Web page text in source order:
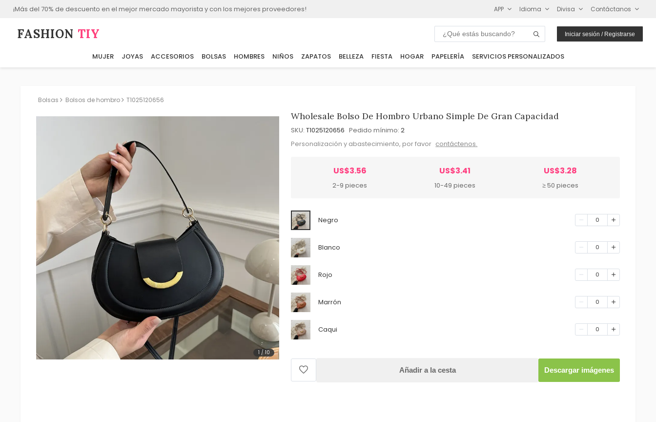
¡Más del 70% de descuento en el mejor mercado mayorista y con los mejores proveedores! APP Idioma Divisa Contáctanos
FASHION⁠ TIY Iniciar sesión / Registrarse
MUJER JOYAS ACCESORIOS BOLSAS HOMBRES NIÑOS ZAPATOS BELLEZA FIESTA HOGAR PAPELERÍA SERVICIOS PERSONALIZADOS
Bolsas Bolsos de hombro T1025120656
1 / 10
Wholesale Bolso De Hombro Urbano Simple De Gran Capacidad
SKU: T1025120656 Pedido mínimo: 2
Personalización y abastecimiento, por favor contáctenos.
US$3.56
2-9 pieces
US$3.41
10-49 pieces
US$3.28
≥ 50 pieces
Negro 0
Blanco 0
Rojo 0
Marrón 0
Caqui 0
Añadir a la cesta Descargar imágenes